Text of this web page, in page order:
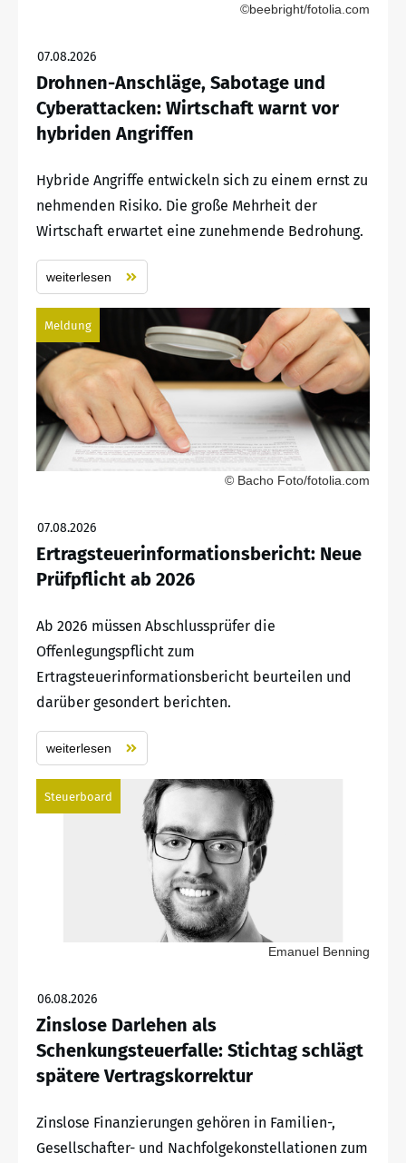
©beebright/fotolia.com
07.08.2026
Drohnen-Anschläge, Sabotage und
Cyberattacken: Wirtschaft warnt vor
hybriden Angriffen
Hybride Angriffe entwickeln sich zu einem ernst zu
nehmenden Risiko. Die große Mehrheit der
Wirtschaft erwartet eine zunehmende Bedrohung.
weiterlesen
Meldung
© Bacho Foto/fotolia.com
07.08.2026
Ertragsteuerinformationsbericht: Neue
Prüfpflicht ab 2026
Ab 2026 müssen Abschlussprüfer die
Offenlegungspflicht zum
Ertragsteuerinformationsbericht beurteilen und
darüber gesondert berichten.
weiterlesen
Steuerboard
Emanuel Benning
06.08.2026
Zinslose Darlehen als
Schenkungsteuerfalle: Stichtag schlägt
spätere Vertragskorrektur
Zinslose Finanzierungen gehören in Familien-,
Gesellschafter- und Nachfolgekonstellationen zum